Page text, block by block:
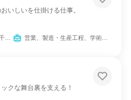
いしいを仕掛ける仕事。
沖縄県 営業、製造・生産工程、学術研究、人事、総務、法務/知財
クな舞台裏を支える！